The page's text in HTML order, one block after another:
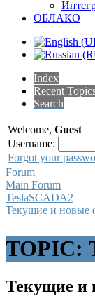
ОБЛАКО
Index
Recent
Search
Welcome, Guest
Username:
Forgot your
Forum
Main Forum
TeslaSCADA2
Текущие и новые
TOPIC:
Текущие и